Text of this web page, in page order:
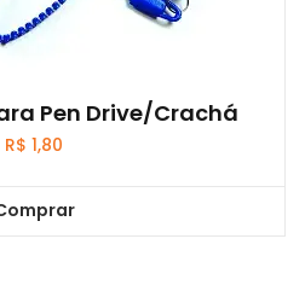
Pen Drive/Crachá
R$ 1,80